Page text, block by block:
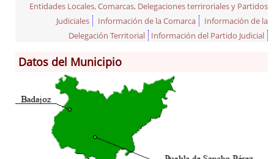
Información General
Monumentos
Gastronomía
Entidades Locales, Comarcas, Delegaciones terriroriales y Partidos
Judiciales
Información de la Comarca
Información de la
Delegación Territorial
Información del Partido Judicial
Datos del Municipio